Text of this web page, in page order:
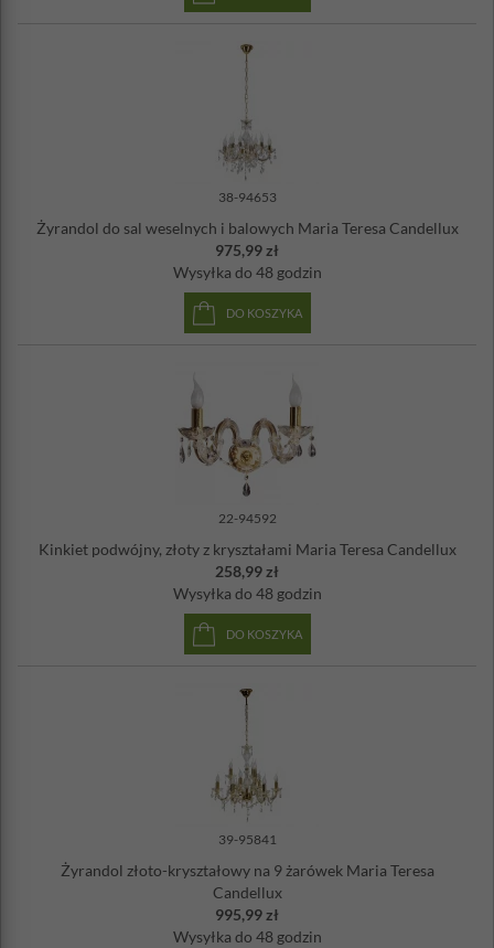
38-94653
Żyrandol do sal weselnych i balowych Maria Teresa Candellux
975,99 zł
Wysyłka do 48 godzin
DO KOSZYKA
22-94592
Kinkiet podwójny, złoty z kryształami Maria Teresa Candellux
258,99 zł
Wysyłka do 48 godzin
DO KOSZYKA
39-95841
Żyrandol złoto-kryształowy na 9 żarówek Maria Teresa
Candellux
995,99 zł
Wysyłka do 48 godzin